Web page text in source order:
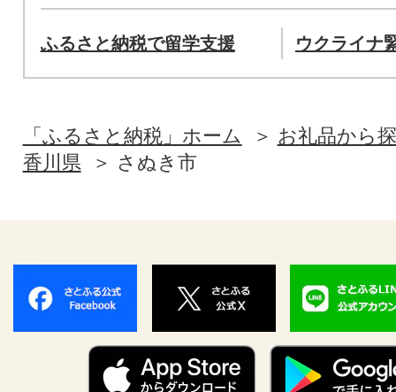
ふるさと納税で留学支援 ウクライナ
「ふるさと納税」ホーム
お礼品から
香川県
さぬき市